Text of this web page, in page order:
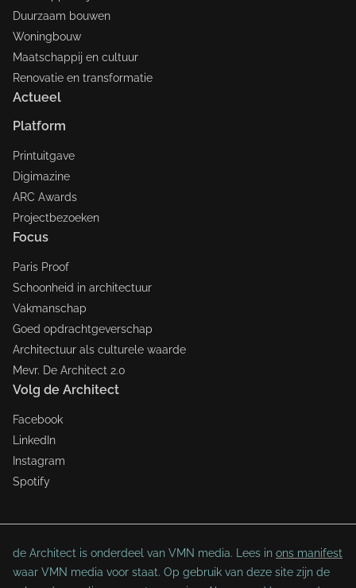
Duurzaam bouwen
Woningbouw
Maatschappij en cultuur
Renovatie en transformatie
Actueel
Platform
Printuitgave
Digimazine
ARC Awards
Projectbezoeken
Focus
Paris Proof
Schoonheid in architectuur
Vakmanschap
Goed opdrachtgeverschap
Architectuur als culturele waarde
Mevr. De Architect 2.0
Volg de Architect
Facebook
LinkedIn
Instagram
Spotify
de Architect is onderdeel van VMN media. Lees in ons manifest
waar VMN media voor staat. Op gebruik van deze site zijn de